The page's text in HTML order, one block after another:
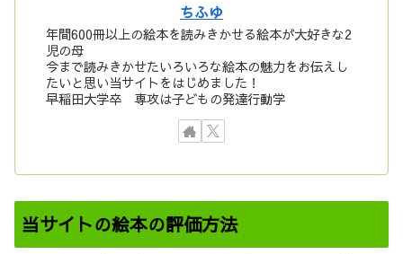
ちふゆ
年間600冊以上の絵本を読みきかせる絵本が大好きな2
児の母
今まで読みきかせたいろいろな絵本の魅力をお伝えし
たいと思い当サイトをはじめました！
早稲田大学卒 専攻は子どもの発達行動学
当サイトの絵本の評価方法